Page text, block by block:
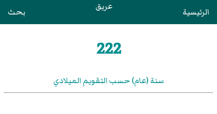
الرئيسية عريق بحث
222
سنة (عام) حسب التقويم الميلادي